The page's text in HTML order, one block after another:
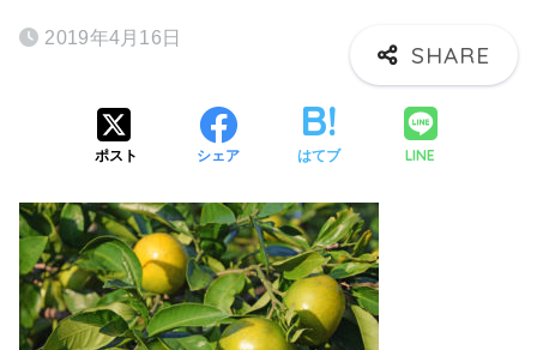
2019年4月16日
ポスト シェア はてブ LINE